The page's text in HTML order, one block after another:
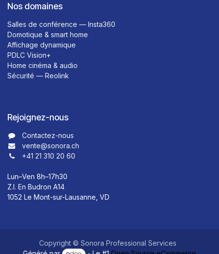
Nos domaines
Salles de conférence — Insta360
Domotique & smart home
Affichage dynamique
PDLC Vision+
Home cinéma & audio
Sécurité — Reolink
Rejoignez-nous
Contactez-nous​​
vente@sonora.ch
+41 21 310 20 60
Lun–Ven 8h–17h30
Z.I. En Budron A14
1052 Le Mont-sur-Lausanne, VD
Copyright © Sonora Professional Services